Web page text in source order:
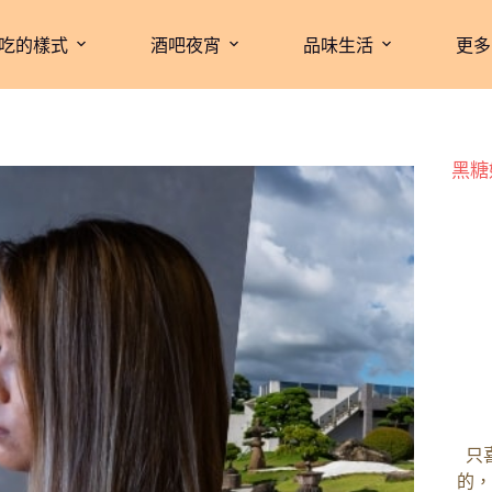
的樣式 酒吧夜宵 品味生活 更多
黑
只
的